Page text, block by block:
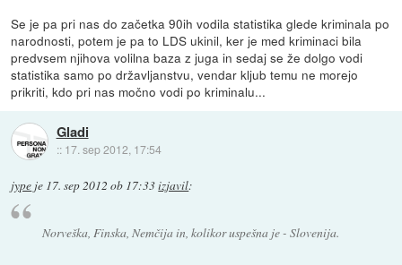
Se je pa pri nas do začetka 90ih vodila statistika glede kriminala po
narodnosti, potem je pa to LDS ukinil, ker je med kriminaci bila
predvsem njihova volilna baza z juga in sedaj se že dolgo vodi
statistika samo po državljanstvu, vendar kljub temu ne morejo
prikriti, kdo pri nas močno vodi po kriminalu...
Gladi
:: 17. sep 2012, 17:54
jype je 17. sep 2012 ob 17:33izjavil:
Norveška, Finska, Nemčija in, kolikor uspešna je - Slovenija.